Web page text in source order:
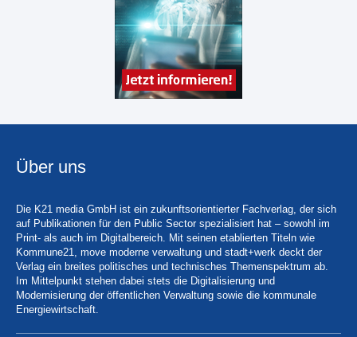
Über uns
Die K21 media GmbH ist ein zukunftsorientierter Fachverlag, der sich
auf Publikationen für den Public Sector spezialisiert hat – sowohl im
Print- als auch im Digitalbereich. Mit seinen etablierten Titeln wie
Kommune21, move moderne verwaltung und stadt+werk deckt der
Verlag ein breites politisches und technisches Themenspektrum ab.
Im Mittelpunkt stehen dabei stets die Digitalisierung und
Modernisierung der öffentlichen Verwaltung sowie die kommunale
Energiewirtschaft.